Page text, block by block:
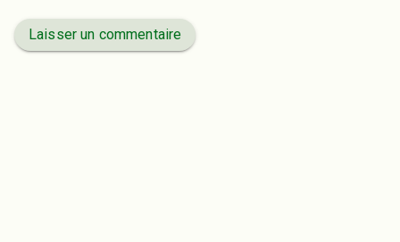
Laisser un commentaire